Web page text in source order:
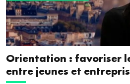
Orientation : favoriser
entre jeunes et